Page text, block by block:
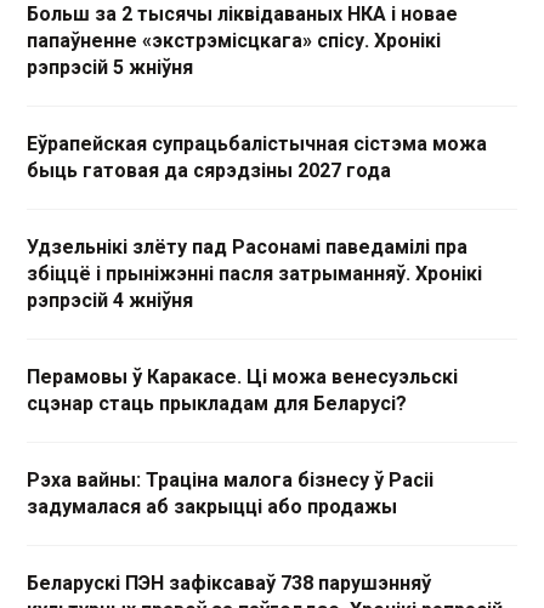
Больш за 2 тысячы ліквідаваных НКА і новае
папаўненне «экстрэмісцкага» спісу. Хронікі
рэпрэсій 5 жніўня
Еўрапейская супрацьбалістычная сістэма можа
быць гатовая да сярэдзіны 2027 года
Удзельнікі злёту пад Расонамі паведамілі пра
збіццё і прыніжэнні пасля затрыманняў. Хронікі
рэпрэсій 4 жніўня
Перамовы ў Каракасе. Ці можа венесуэльскі
сцэнар стаць прыкладам для Беларусі?
Рэха вайны: Траціна малога бізнесу ў Расіі
задумалася аб закрыцці або продажы
Беларускі ПЭН зафіксаваў 738 парушэнняў